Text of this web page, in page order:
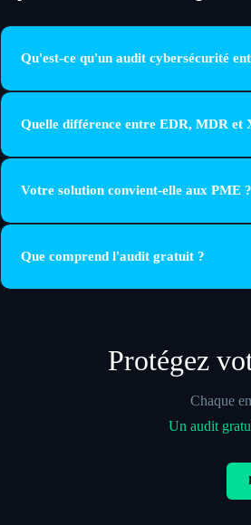
Qu'est-ce qu'un audit cybersécurité
Quelle différence entre EDR, MDR et
Votre solution convient-elle aux PME ?
Que comprend l'audit gratuit ?
Protégez
Chaque
Un audit